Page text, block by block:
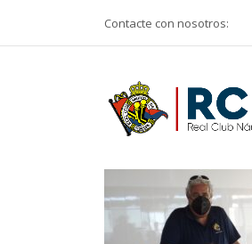
Contacte con nosotros: